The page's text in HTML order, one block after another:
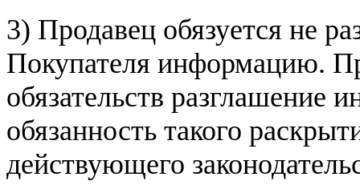
3) Продавец обязуется не
Покупателя информацию.
обязательств разглашение
обязанность такого
действующего